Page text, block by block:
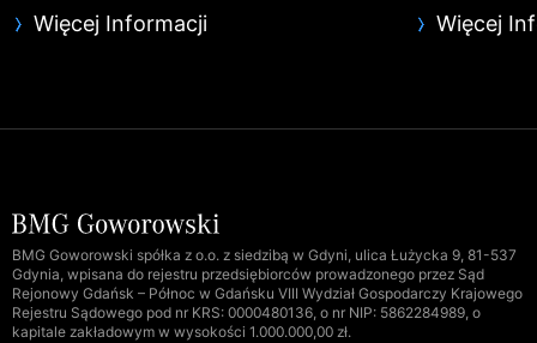
Więcej Informacji Więcej
BMG Goworowski spółka z o.o. z siedzibą w Gdyni, ulica Łużycka 9, 81-537
Gdynia, wpisana do rejestru przedsiębiorców prowadzonego przez Sąd
Rejonowy Gdańsk – Północ w Gdańsku VIII Wydział Gospodarczy Krajowego
Rejestru Sądowego pod nr KRS: 0000480136, o nr NIP: 5862284989, o
kapitale zakładowym w wysokości 1.000.000,00 zł.